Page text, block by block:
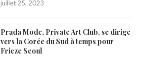
juillet 25, 2023
Prada Mode, Private Art Club, se dirige
vers la Corée du Sud à temps pour
Frieze Seoul